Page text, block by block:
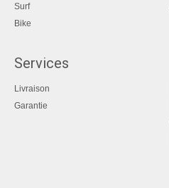
Surf
Bike
Services
Livraison
Garantie